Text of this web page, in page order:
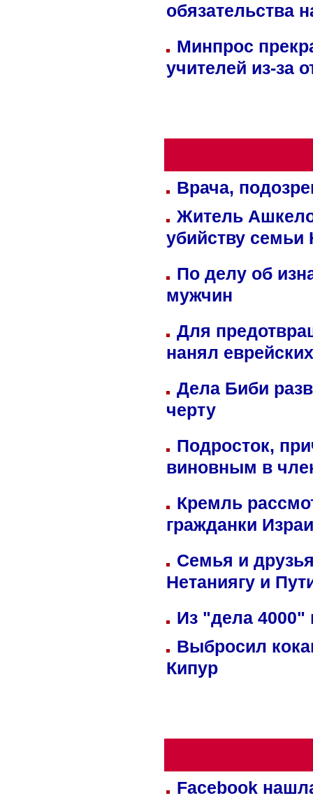
обязательства
Минпрос
учителей из-за
Врача,
Житель
убийству семьи
По делу об
мужчин
Для
нанял
Дела Биби
черту
Подросток,
виновным в
Кремль
гражданки
Семья и
Нетаниягу и
Из "дела 4000"
Выбросил
Кипур
Facebook